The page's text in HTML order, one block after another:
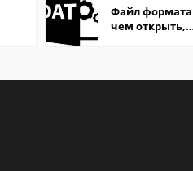
Файл формата
чем открыть,